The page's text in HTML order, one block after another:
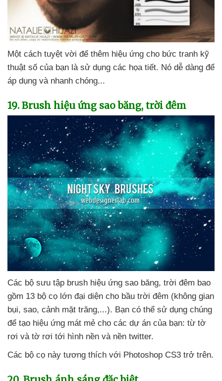
Một cách tuyệt vời để thêm hiệu ứng cho bức tranh kỹ
thuật số của bạn là sử dụng các họa tiết. Nó dễ dàng để
áp dụng và nhanh chóng...
19. Brush hiệu ứng sao băng, trời đêm
Các bộ sưu tập brush hiệu ứng sao băng, trời đêm bao
gồm 13 bộ cọ lớn đại diện cho bầu trời đêm (không gian
bụi, sao, cảnh mặt trăng,...). Bạn có thể sử dụng chúng
để tạo hiệu ứng mát mẻ cho các dự án của bạn: từ tờ
rơi và tờ rơi tới hình nền và nền twitter.
Các bộ cọ này tương thích với Photoshop CS3 trở trên.